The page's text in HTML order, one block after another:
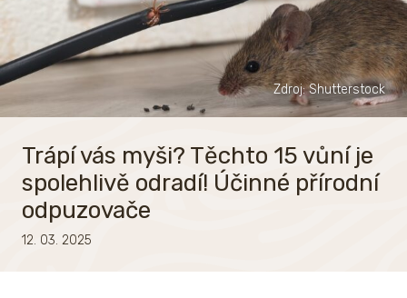
Zdroj: Shutterstock
Trápí vás myši? Těchto 15 vůní je
spolehlivě odradí! Účinné přírodní
odpuzovače
12. 03. 2025